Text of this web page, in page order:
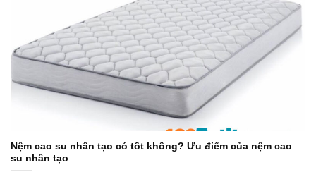
Nệm cao su nhân tạo có tốt không? Ưu điểm của nệm cao
su nhân tạo